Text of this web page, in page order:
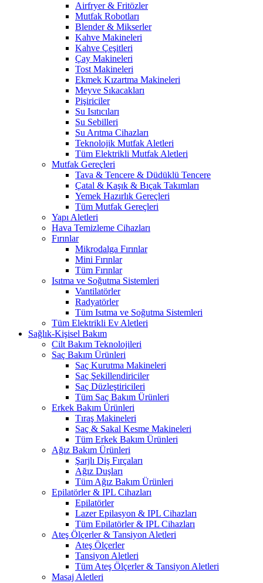
Airfryer & Fritözler
Mutfak Robotları
Blender & Mikserler
Kahve Makineleri
Kahve Çeşitleri
Çay Makineleri
Tost Makineleri
Ekmek Kızartma Makineleri
Meyve Sıkacakları
Pişiriciler
Su Isıtıcıları
Su Sebilleri
Su Arıtma Cihazları
Teknolojik Mutfak Aletleri
Tüm Elektrikli Mutfak Aletleri
Mutfak Gereçleri
Tava & Tencere & Düdüklü Tencere
Çatal & Kaşık & Bıçak Takımları
Yemek Hazırlık Gereçleri
Tüm Mutfak Gereçleri
Yapı Aletleri
Hava Temizleme Cihazları
Fırınlar
Mikrodalga Fırınlar
Mini Fırınlar
Tüm Fırınlar
Isıtma ve Soğutma Sistemleri
Vantilatörler
Radyatörler
Tüm Isıtma ve Soğutma Sistemleri
Tüm Elektrikli Ev Aletleri
Sağlık-Kişisel Bakım
Cilt Bakım Teknolojileri
Saç Bakım Ürünleri
Saç Kurutma Makineleri
Saç Şekillendiriciler
Saç Düzleştiricileri
Tüm Saç Bakım Ürünleri
Erkek Bakım Ürünleri
Tıraş Makineleri
Saç & Sakal Kesme Makineleri
Tüm Erkek Bakım Ürünleri
Ağız Bakım Ürünleri
Şarjlı Diş Fırçaları
Ağız Duşları
Tüm Ağız Bakım Ürünleri
Epilatörler & IPL Cihazları
Epilatörler
Lazer Epilasyon & IPL Cihazları
Tüm Epilatörler & IPL Cihazları
Ateş Ölçerler & Tansiyon Aletleri
Ateş Ölçerler
Tansiyon Aletleri
Tüm Ateş Ölçerler & Tansiyon Aletleri
Masaj Aletleri